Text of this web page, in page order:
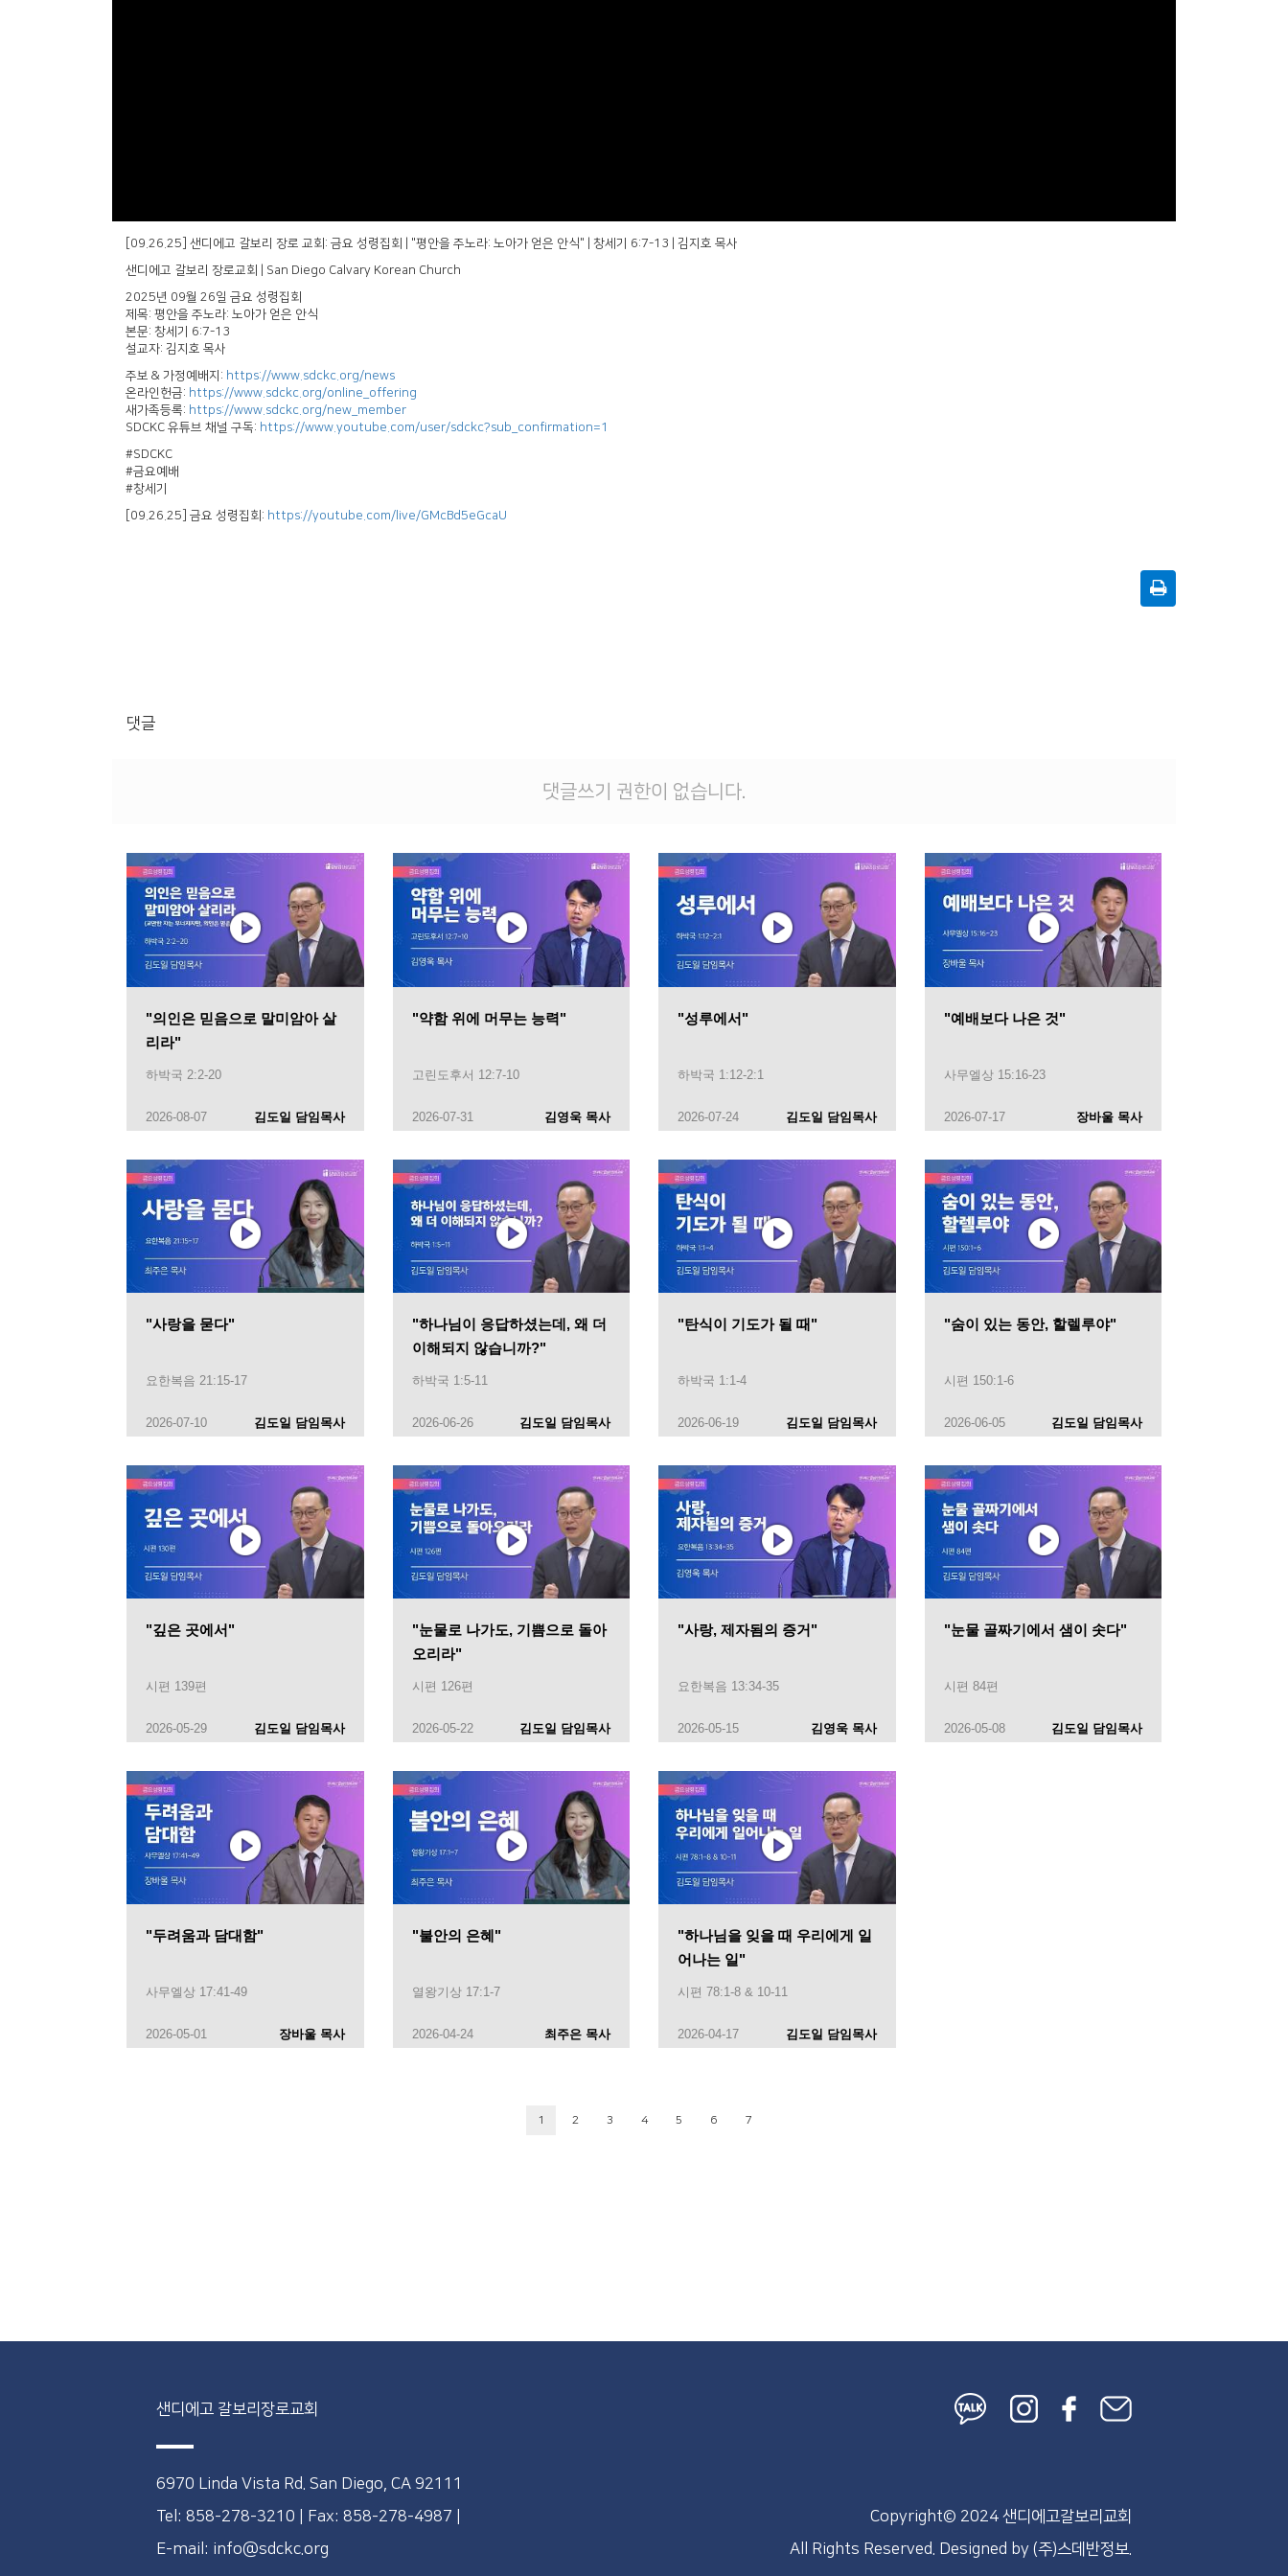
[09.26.25] 샌디에고 갈보리 장로 교회: 금요 성령집회 | "평안을 주노라: 노아가 얻은 안식" | 창세기 6:7-13 | 김지호 목사
샌디에고 갈보리 장로교회 | San Diego Calvary Korean Church
2025년 09월 26일 금요 성령집회
제목: 평안을 주노라: 노아가 얻은 안식
본문: 창세기 6:7-13
설교자: 김지호 목사
주보 & 가정예배지: https://www.sdckc.org/news
온라인헌금: https://www.sdckc.org/online_offering
새가족등록: https://www.sdckc.org/new_member
SDCKC 유튜브 채널 구독: https://www.youtube.com/user/sdckc?sub_confirmation=1
#SDCKC
#금요예배
#창세기
[09.26.25] 금요 성령집회: https://youtube.com/live/GMcBd5eGcaU
댓글
댓글쓰기 권한이 없습니다.
"의인은 믿음으로 말미암아 살
리라"
하박국 2:2-20
2026-08-07 김도일 담임목사
"약함 위에 머무는 능력"
고린도후서 12:7-10
2026-07-31 김영욱 목사
"성루에서"
하박국 1:12-2:1
2026-07-24 김도일 담임목사
"예배보다 나은 것"
사무엘상 15:16-23
2026-07-17 장바울 목사
"사랑을 묻다"
요한복음 21:15-17
2026-07-10 김도일 담임목사
"하나님이 응답하셨는데, 왜 더
이해되지 않습니까?"
하박국 1:5-11
2026-06-26 김도일 담임목사
"탄식이 기도가 될 때"
하박국 1:1-4
2026-06-19 김도일 담임목사
"숨이 있는 동안, 할렐루야"
시편 150:1-6
2026-06-05 김도일 담임목사
"깊은 곳에서"
시편 139편
2026-05-29 김도일 담임목사
"눈물로 나가도, 기쁨으로 돌아
오리라"
시편 126편
2026-05-22 김도일 담임목사
"사랑, 제자됨의 증거"
요한복음 13:34-35
2026-05-15 김영욱 목사
"눈물 골짜기에서 샘이 솟다"
시편 84편
2026-05-08 김도일 담임목사
"두려움과 담대함"
사무엘상 17:41-49
2026-05-01 장바울 목사
"불안의 은혜"
열왕기상 17:1-7
2026-04-24 최주은 목사
"하나님을 잊을 때 우리에게 일
어나는 일"
시편 78:1-8 & 10-11
2026-04-17 김도일 담임목사
1 2 3 4 5 6 7
샌디에고 갈보리장로교회
6970 Linda Vista Rd. San Diego, CA 92111
Tel: 858-278-3210
Fax: 858-278-4987
E-mail: info@sdckc.org
Copyright© 2024 샌디에고갈보리교회
All Rights Reserved. Designed by(주)스데반정보.